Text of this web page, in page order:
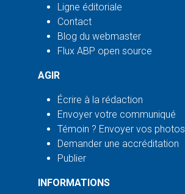
Ligne éditoriale
Contact
Blog du webmaster
Flux ABP open source
AGIR
Écrire à la rédaction
Envoyer votre communiqué
Témoin ? Envoyer vos photos
Demander une accréditation
Publier
INFORMATIONS